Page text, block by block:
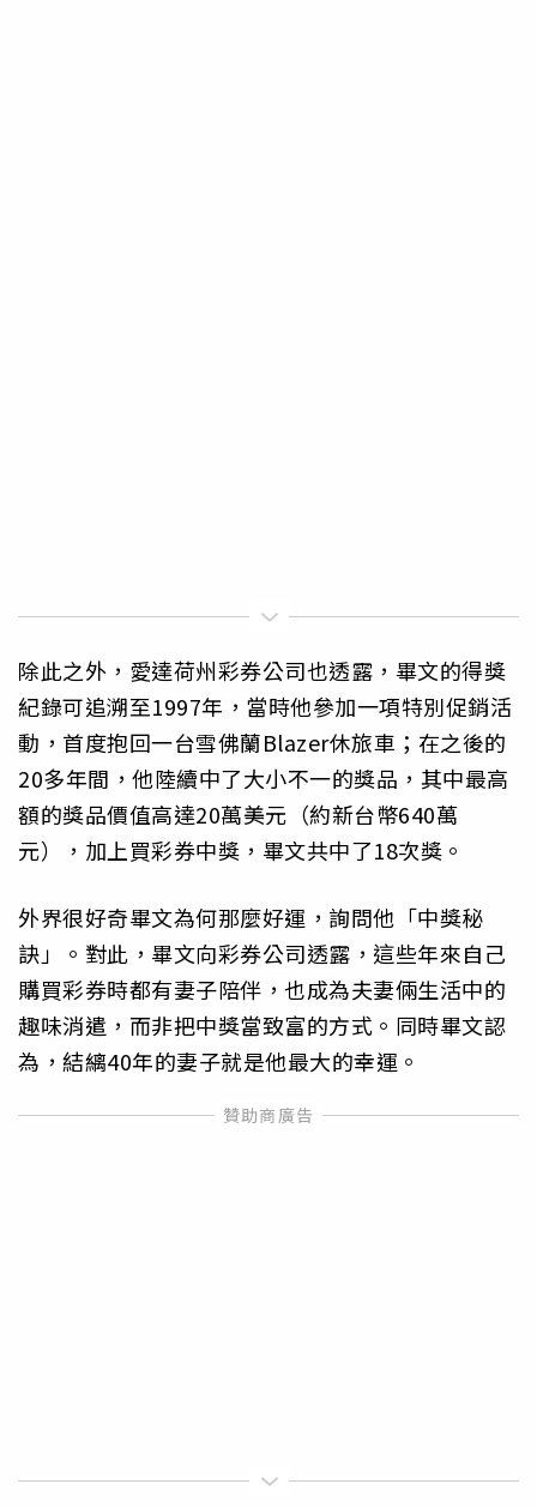
除此之外，愛達荷州彩券公司也透露，畢文的得獎
紀錄可追溯至1997年，當時他參加一項特別促銷活
動，首度抱回一台雪佛蘭Blazer休旅車；在之後的
20多年間，他陸續中了大小不一的獎品，其中最高
額的獎品價值高達20萬美元（約新台幣640萬
元），加上買彩券中獎，畢文共中了18次獎。
外界很好奇畢文為何那麼好運，詢問他「中獎秘
訣」。對此，畢文向彩券公司透露，這些年來自己
購買彩券時都有妻子陪伴，也成為夫妻倆生活中的
趣味消遣，而非把中獎當致富的方式。同時畢文認
為，結縭40年的妻子就是他最大的幸運。